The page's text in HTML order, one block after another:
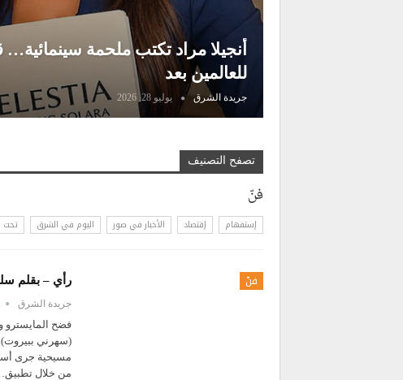
أنجيلا مراد تكتب ملحمة
للعالمين بعد
جريدة الشرق يوليو 28, 2026
تصفح التصنيف
فنّ
إستفهام إقتصاد الأخبار في صور اليوم في الشرق تحت
فنّ رأي – بقلم
جريدة الشرق
فضح المايسترو
(سهرني ببيروت)
مسيحية جرى
من خلال تطبيق…